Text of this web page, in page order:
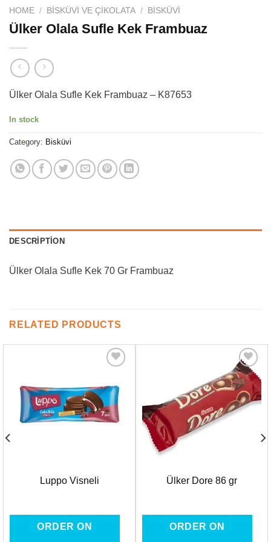
HOME / BISKÜVI VE ÇIKOLATA / BISKÜVI
Ülker Olala Sufle Kek Frambuaz
Ülker Olala Sufle Kek Frambuaz – K87653
In stock
Category: Bisküvi
DESCRIPTION
Ülker Olala Sufle Kek 70 Gr Frambuaz
RELATED PRODUCTS
Ekle
Luppo Visneli
ORDER ON
Favorilere
Ekle
Ülker Dore 86 gr
ORDER ON